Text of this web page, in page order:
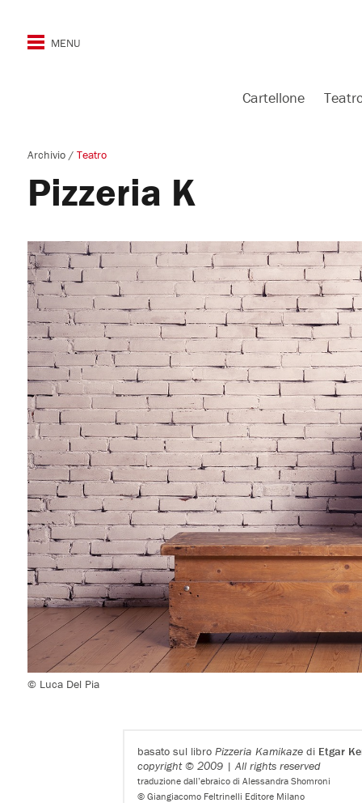
Cartellone
Archivio / Teatro
Pizzeria K
© Luca Del Pia
basato sul libroPizzeria Kamikaze di Etgar
copyright © 2009 | All rights reserved
traduzione dall’ebraico di Alessandra Shomroni
© Giangiacomo Feltrinelli Editore Milano